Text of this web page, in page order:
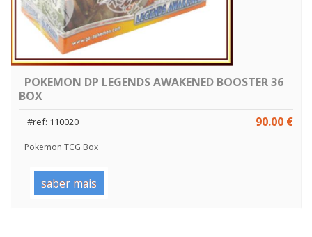
POKEMON DP LEGENDS AWAKENED BOOSTER 36
BOX
90.00 €
#ref: 110020
Pokemon TCG Box
saber mais